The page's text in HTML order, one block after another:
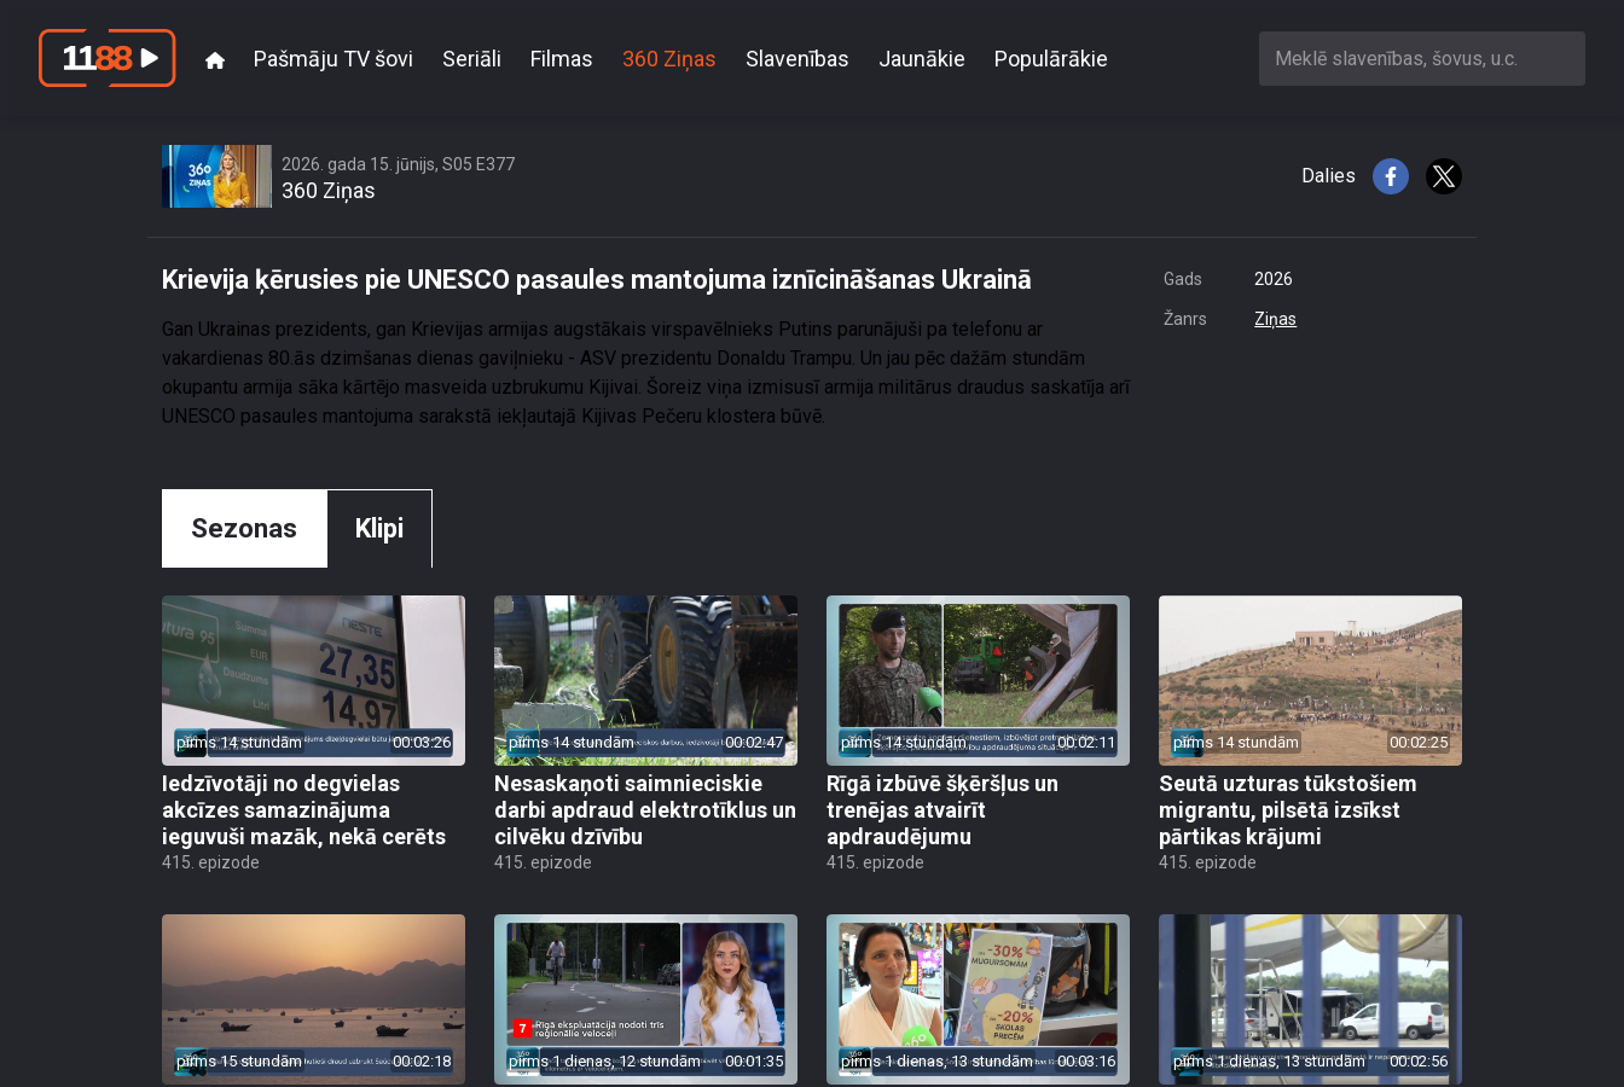
Pašmāju TV šovi Seriāli Filmas 360 Ziņas Slavenības Jaunākie Populārākie Meklē slavenības, šovus, u.c.
2026. gada 15. jūnijs, S05 E377
360 Ziņas
Dalies
Krievija ķērusies pie UNESCO pasaules mantojuma iznīcināšanas Ukrainā
Gan Ukrainas prezidents, gan Krievijas armijas augstākais virspavēlnieks Putins parunājuši pa telefonu ar
vakardienas 80.ās dzimšanas dienas gaviļnieku - ASV prezidentu Donaldu Trampu. Un jau pēc dažām stundām
okupantu armija sāka kārtējo masveida uzbrukumu Kijivai. Šoreiz viņa izmisusī armija militārus draudus saskatīja arī
UNESCO pasaules mantojuma sarakstā iekļautajā Kijivas Pečeru klostera būvē.
Gads 2026
Žanrs Ziņas
Sezonas Klipi
pirms 14 stundām 00:03:26
Iedzīvotāji no degvielas
akcīzes samazinājuma
ieguvuši mazāk, nekā cerēts
415. epizode
pirms 14 stundām 00:02:47
Nesaskaņoti saimnieciskie
darbi apdraud elektrotīklus un
cilvēku dzīvību
415. epizode
pirms 14 stundām 00:02:11
Rīgā izbūvē šķēršļus un
trenējas atvairīt
apdraudējumu
415. epizode
pirms 14 stundām 00:02:25
Seutā uzturas tūkstošiem
migrantu, pilsētā izsīkst
pārtikas krājumi
415. epizode
pirms 15 stundām 00:02:18 pirms 1 dienas, 12 stundām 00:01:35 pirms 1 dienas, 13 stundām 00:03:16 pirms 1 dienas, 13 stundām 00:02:56